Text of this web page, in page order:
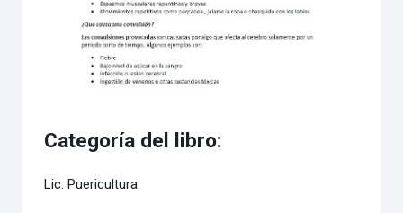
Categoría del libro:
Lic. Puericultura